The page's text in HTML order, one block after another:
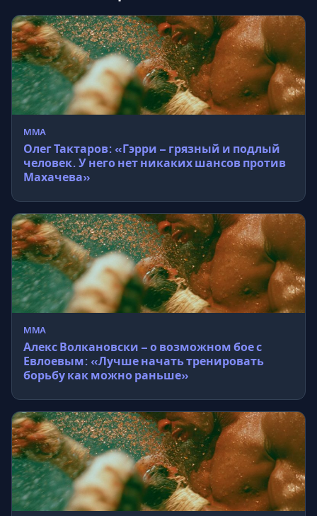
MMA
Олег Тактаров: «Гэрри – грязный и подлый
человек. У него нет никаких шансов против
Махачева»
MMA
Алекс Волкановски – о возможном бое с
Евлоевым: «Лучше начать тренировать
борьбу как можно раньше»